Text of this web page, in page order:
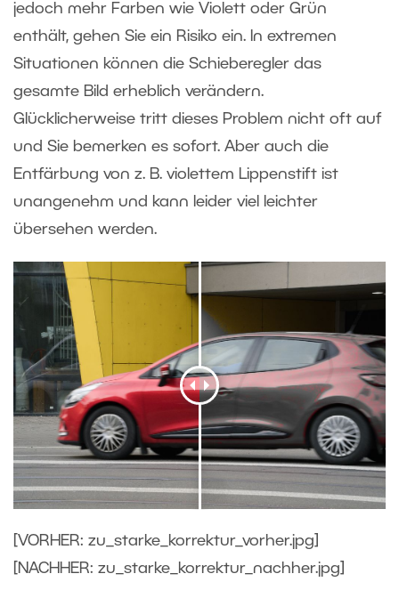
jedoch mehr Farben wie Violett oder Grün
enthält, gehen Sie ein Risiko ein. In extremen
Situationen können die Schieberegler das
gesamte Bild erheblich verändern.
Glücklicherweise tritt dieses Problem nicht oft auf
und Sie bemerken es sofort. Aber auch die
Entfärbung von z. B. violettem Lippenstift ist
unangenehm und kann leider viel leichter
übersehen werden.
[VORHER: zu_starke_korrektur_vorher.jpg]
[NACHHER: zu_starke_korrektur_nachher.jpg]